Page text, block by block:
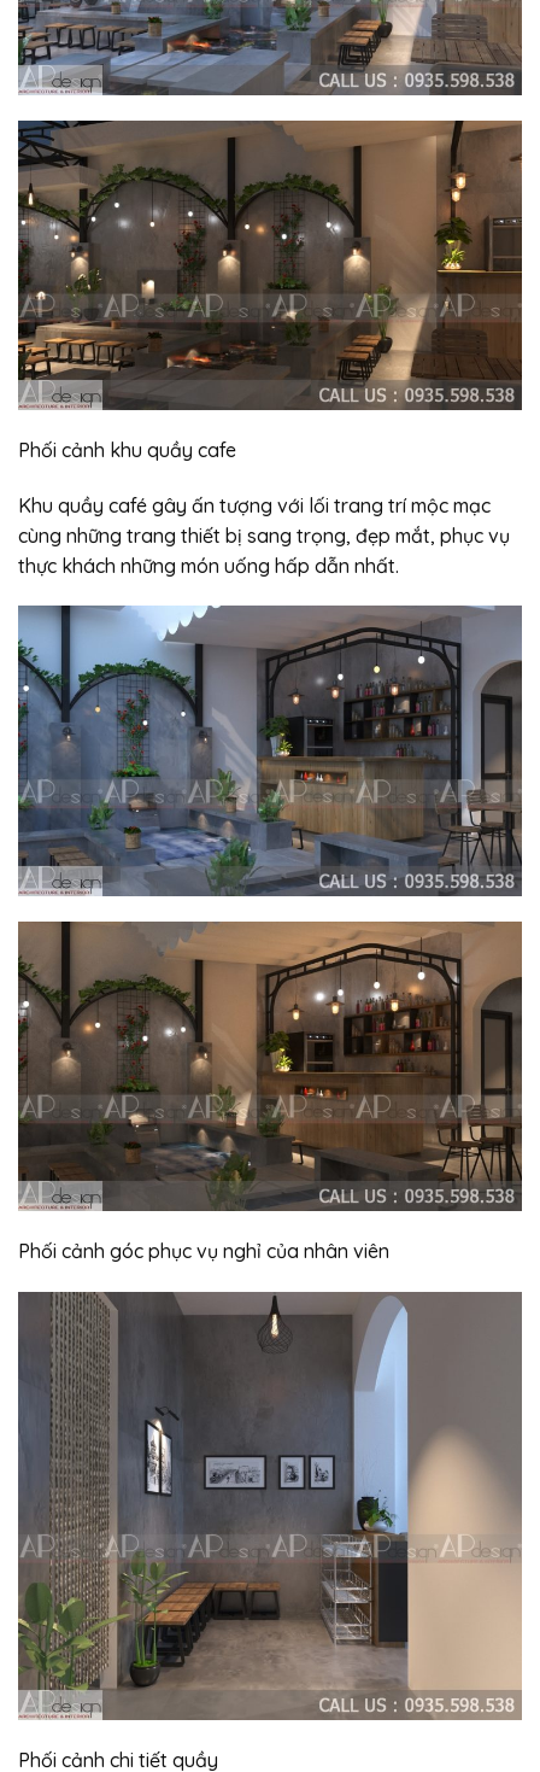
Phối cảnh khu quầy cafe
Khu quầy café gây ấn tượng với lối trang trí mộc mạc
cùng những trang thiết bị sang trọng, đẹp mắt, phục vụ
thực khách những món uống hấp dẫn nhất.
Phối cảnh góc phục vụ nghỉ của nhân viên
Phối cảnh chi tiết quầy